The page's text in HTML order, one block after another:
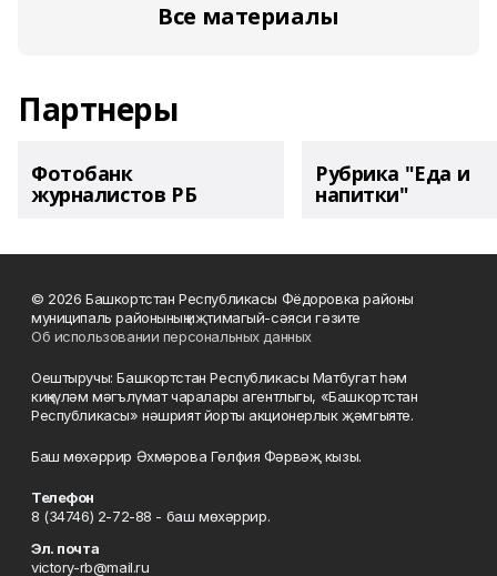
Все материалы
Партнеры
Фотобанк
журналистов РБ
Рубрика "Еда и
напитки"
© 2026 Башкортстан Республикасы Фёдоровка районы
муниципаль районының иҗтимагый-сәяси гәзите
Об использовании персональных данных
Оештыручы: Башкортстан Республикасы Матбугат һәм
киңкүләм мәгълүмат чаралары агентлыгы, «Башкортстан
Республикасы» нәшрият йорты акционерлык җәмгыяте.
Баш мөхәррир Әхмәрова Гөлфия Фәрвәҗ кызы.
Телефон
8 (34746) 2-72-88 - баш мөхәррир.
Эл. почта
victory-rb@mail.ru